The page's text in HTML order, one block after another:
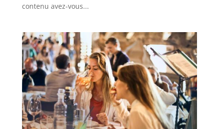
contenu avez-vous...